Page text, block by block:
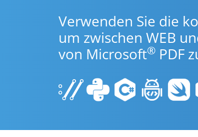
Verwenden Sie die
um zwischen WEB
von Microsoft® PDF